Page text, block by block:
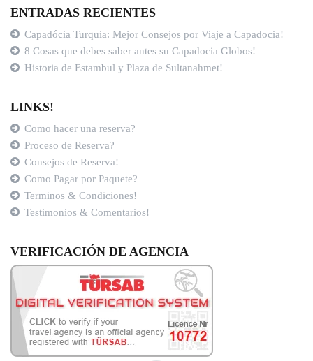
ENTRADAS RECIENTES
Capadócia Turquia: Mejor Consejos por Viaje a Capadocia!
8 Cosas que debes saber antes su Capadocia Globos!
Historia de Estambul y Plaza de Sultanahmet!
LINKS!
Como hacer una reserva?
Proceso de Reserva?
Consejos de Reserva!
Como Pagar por Paquete?
Terminos & Condiciones!
Testimonios & Comentarios!
VERIFICACIÓN DE AGENCIA